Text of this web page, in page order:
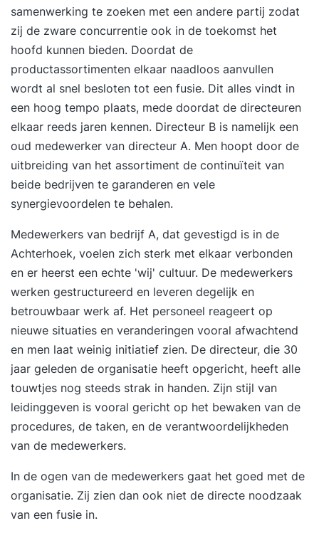
samenwerking te zoeken met een andere partij zodat
zij de zware concurrentie ook in de toekomst het
hoofd kunnen bieden. Doordat de
productassortimenten elkaar naadloos aanvullen
wordt al snel besloten tot een fusie. Dit alles vindt in
een hoog tempo plaats, mede doordat de directeuren
elkaar reeds jaren kennen. Directeur B is namelijk een
oud medewerker van directeur A. Men hoopt door de
uitbreiding van het assortiment de continuïteit van
beide bedrijven te garanderen en vele
synergievoordelen te behalen.
Medewerkers van bedrijf A, dat gevestigd is in de
Achterhoek, voelen zich sterk met elkaar verbonden
en er heerst een echte 'wij' cultuur. De medewerkers
werken gestructureerd en leveren degelijk en
betrouwbaar werk af. Het personeel reageert op
nieuwe situaties en veranderingen vooral afwachtend
en men laat weinig initiatief zien. De directeur, die 30
jaar geleden de organisatie heeft opgericht, heeft alle
touwtjes nog steeds strak in handen. Zijn stijl van
leidinggeven is vooral gericht op het bewaken van de
procedures, de taken, en de verantwoordelijkheden
van de medewerkers.
In de ogen van de medewerkers gaat het goed met de
organisatie. Zij zien dan ook niet de directe noodzaak
van een fusie in.